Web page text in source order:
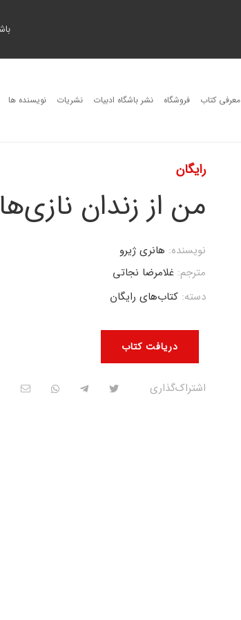
معرفی کتاب فروشگاه نشر باشگاه ادبیات نشریات نویسنده ها
رایگان
من از زندان
دریافت کتاب
نویسنده: هانری ژیرو
مترجم:غلامرضا نجاتی
دسته: کتاب‌های رایگان
اشتراک‌گذاری